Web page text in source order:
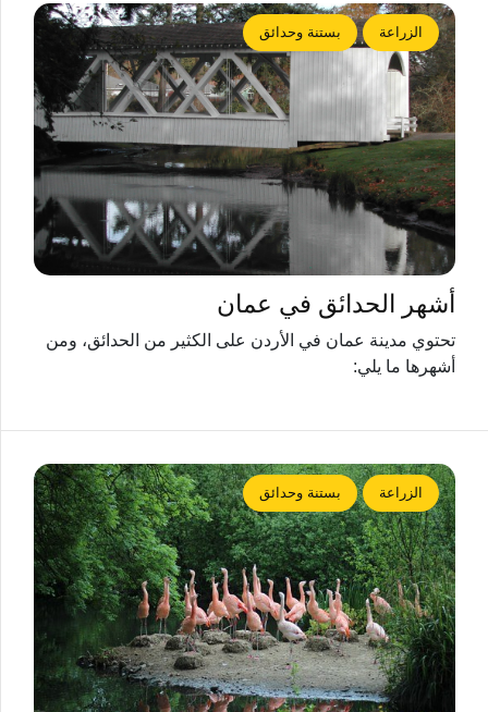
الزراعة بستنة وحدائق
أشهر الحدائق في عمان
تحتوي مدينة عمان في الأردن على الكثير من الحدائق، ومن
أشهرها ما يلي:
الزراعة بستنة وحدائق